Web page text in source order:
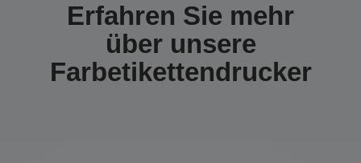
Erfahren Sie mehr
über unsere
Farbetikettendrucker